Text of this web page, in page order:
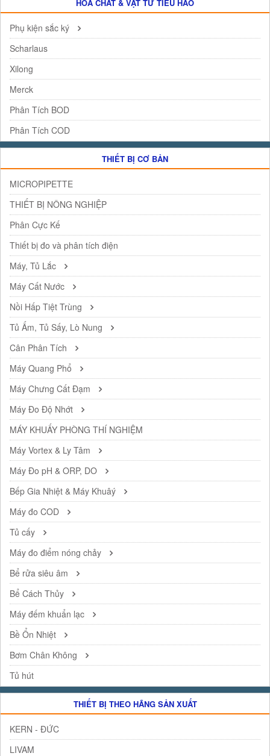
HÓA CHẤT & VẬT TƯ TIÊU HAO
Phụ kiện sắc ký
Scharlaus
Xilong
Merck
Phân Tích BOD
Phân Tích COD
THIẾT BỊ CƠ BẢN
MICROPIPETTE
THIẾT BỊ NÔNG NGHIỆP
Phân Cực Kế
Thiết bị đo và phân tích điện
Máy, Tủ Lắc
Máy Cất Nước
Nồi Hấp Tiệt Trùng
Tủ Ấm, Tủ Sấy, Lò Nung
Cân Phân Tích
Máy Quang Phổ
Máy Chưng Cất Đạm
Máy Đo Độ Nhớt
MÁY KHUẤY PHÒNG THÍ NGHIỆM
Máy Vortex & Ly Tâm
Máy Đo pH & ORP, DO
Bếp Gia Nhiệt & Máy Khuâý
Máy đo COD
Tủ cấy
Máy đo điểm nóng chảy
Bể rửa siêu âm
Bể Cách Thủy
Máy đếm khuẩn lạc
Bề Ổn Nhiệt
Bơm Chân Không
Tủ hút
THIẾT BỊ THEO HÃNG SẢN XUẤT
KERN - ĐỨC
LIVAM